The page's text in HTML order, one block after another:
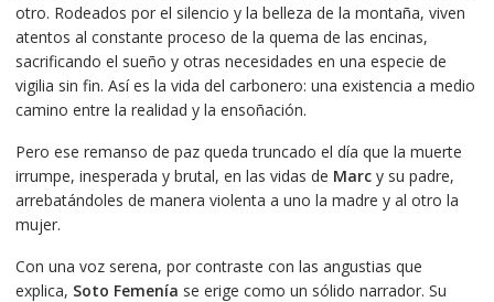
otro. Rodeados por el silencio y la belleza de la montaña, viven
atentos al constante proceso de la quema de las encinas,
sacrificando el sueño y otras necesidades en una especie de
vigilia sin fin. Así es la vida del carbonero: una existencia a medio
camino entre la realidad y la ensoñación.
Pero ese remanso de paz queda truncado el día que la muerte
irrumpe, inesperada y brutal, en las vidas de Marcy su padre,
arrebatándoles de manera violenta a uno la madre y al otro la
mujer.
Con una voz serena, por contraste con las angustias que
explica, Soto Femenía se erige como un sólido narrador. Su